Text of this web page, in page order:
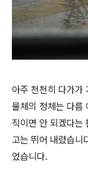
아주 천천히 다가가
물체의 정체는 다름
직이면 안 되겠다는
고는 뛰어 내렸습니
었습니다.